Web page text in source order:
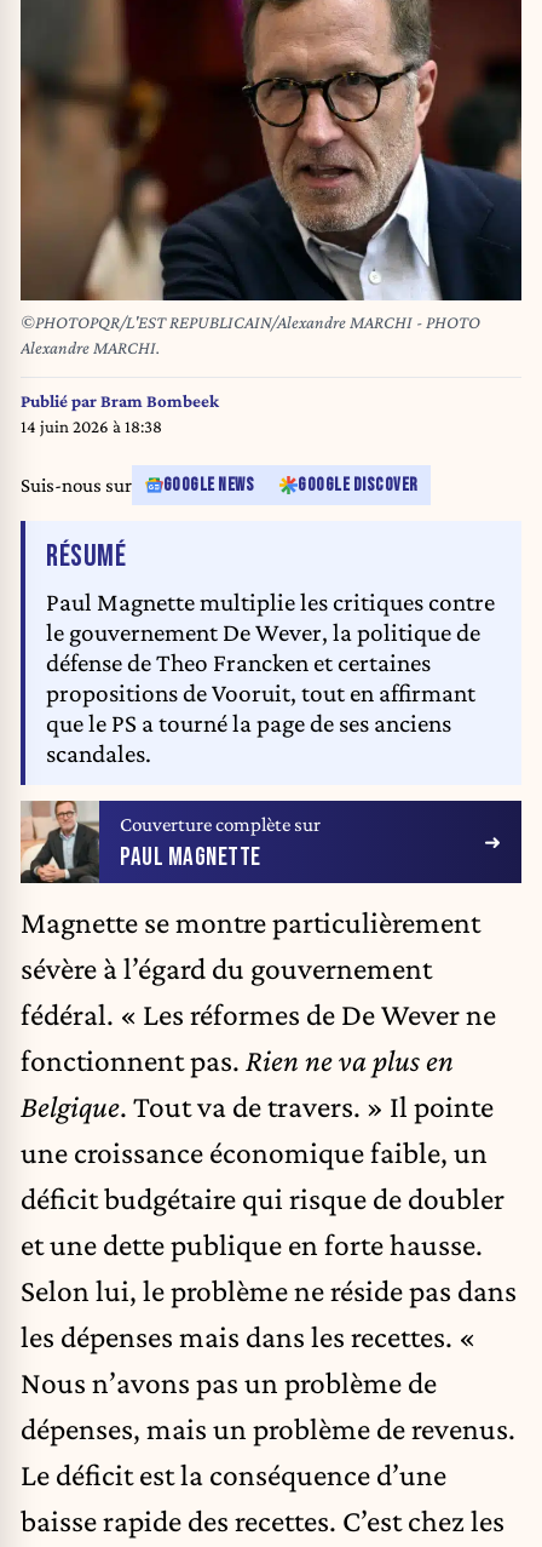
©PHOTOPQR/L'EST REPUBLICAIN/Alexandre MARCHI - PHOTO
Alexandre MARCHI.
Publié parBram Bombeek
14 juin 2026 à 18:38
Suis-nous sur GOOGLE NEWS GOOGLE DISCOVER
RÉSUMÉDE L'ARTICLE
Paul Magnette multiplie les critiques contre
le gouvernement De Wever, la politique de
défense de Theo Francken et certaines
propositions de Vooruit, tout en affirmant
que le PS a tourné la page de ses anciens
scandales.
Couverture complète sur
PAUL MAGNETTE
Magnette se montre particulièrement
sévère à l’égard du gouvernement
fédéral. « Les réformes de De Wever ne
fonctionnent pas. Rien ne va plus en
Belgique. Tout va de travers. » Il pointe
une croissance économique faible, un
déficit budgétaire qui risque de doubler
et une dette publique en forte hausse.
Selon lui, le problème ne réside pas dans
les dépenses mais dans les recettes. «
Nous n’avons pas un problème de
dépenses, mais un problème de revenus.
Le déficit est la conséquence d’une
baisse rapide des recettes. C’est chez les